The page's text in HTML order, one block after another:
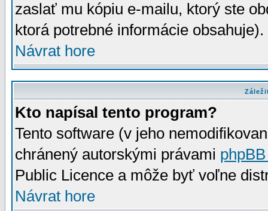
zaslať mu kópiu e-mailu, ktorý ste
ktorá potrebné informácie
Návrat hore
Kto napísal tento program?
Tento software (v jeho
chránený autorskými právami
Public Licence a môže byť voľne
Návrat hore